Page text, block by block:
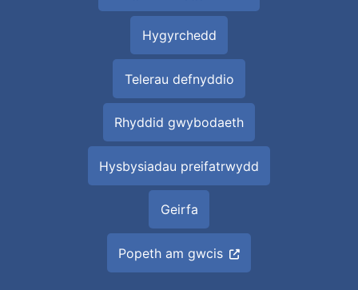
Hygyrchedd
Telerau defnyddio
Rhyddid gwybodaeth
Hysbysiadau preifatrwydd
Geirfa
Popeth am gwcis